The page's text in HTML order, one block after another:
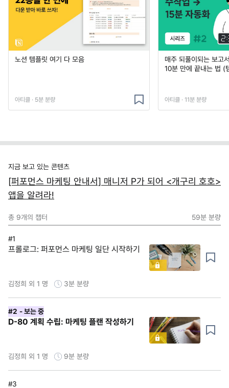
노션 템플릿 여기 다 모음
아티클 · 5분 분량
매주 되풀이되는 보고
10분 만에 끝내는 법 (
아티클 · 11분 분량
지금 보고 있는 콘텐츠
[퍼포먼스 마케팅 안내서] 매니저 P가 되어 <개구리 호호>
앱을 알려라!
총 9개의 챕터 59분 분량
#1
프롤로그: 퍼포먼스 마케팅 일단 시작하기
김정희 외 1 명 3분 분량
#2 - 보는 중
D-80 계획 수립: 마케팅 플랜 작성하기
김정희 외 1 명 9분 분량
#3